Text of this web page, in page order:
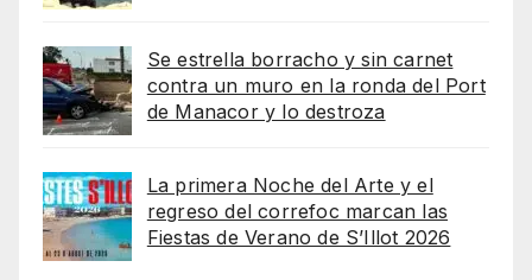
Se estrella borracho y sin carnet
contra un muro en la ronda del Port
de Manacor y lo destroza
La primera Noche del Arte y el
regreso del correfoc marcan las
Fiestas de Verano de S’Illot 2026